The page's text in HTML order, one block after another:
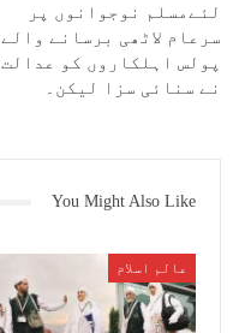
لئےمسلم نوجوانوں پر
سرعام لاٹھی برسانے والے
پولس اہلکاروں کو عدالت
نے سنائی سزا لیکن۔
You Might Also Like
عالم اسلام